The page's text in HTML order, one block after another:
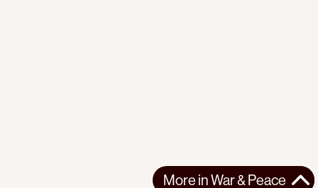
More inWar & Peace